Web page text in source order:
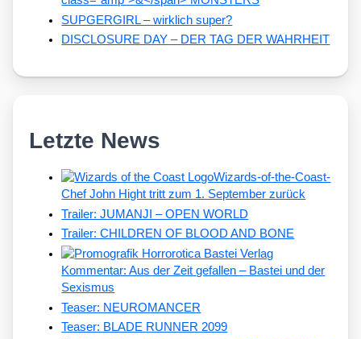
SUPGERGIRL – wirklich super?
DISCLOSURE DAY – DER TAG DER WAHRHEIT
Letzte News
Wizards-of-the-Coast-
Chef John Hight tritt zum 1. September zurück
Trailer: JUMANJI – OPEN WORLD
Trailer: CHILDREN OF BLOOD AND BONE
Kommentar: Aus der Zeit gefallen – Bastei und der
Sexismus
Teaser: NEUROMANCER
Teaser: BLADE RUNNER 2099